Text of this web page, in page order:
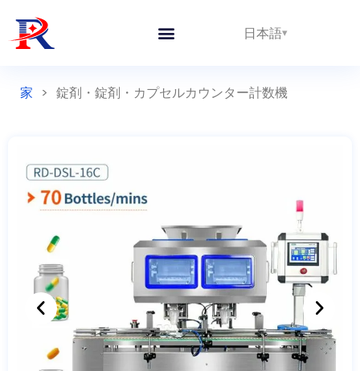
日本語
家 > 錠剤・錠剤・カプセルカウンター計数機